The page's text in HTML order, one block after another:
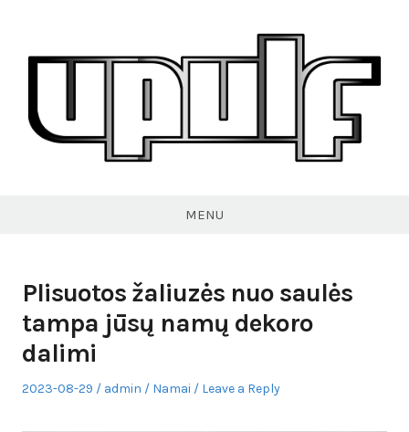
content
MENU
Plisuotos žaliuzės nuo saulės
tampa jūsų namų dekoro
dalimi
Posted
2023-08-29 Author
admin
Posted
Namai Leave a Reply